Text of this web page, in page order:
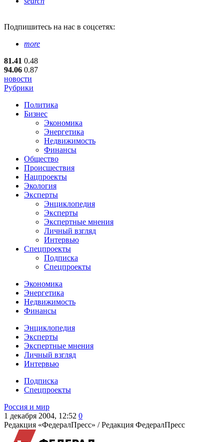
Подпишитесь на нас в соцсетях:
more
81.41 0.48
94.06 0.87
новости
Рубрики
Политика
Бизнес
Экономика
Энергетика
Недвижимость
Финансы
Общество
Происшествия
Нацпроекты
Экология
Эксперты
Энциклопедия
Эксперты
Экспертные мнения
Личный взгляд
Интервью
Спецпроекты
Подписка
Спецпроекты
Экономика
Энергетика
Недвижимость
Финансы
Энциклопедия
Эксперты
Экспертные мнения
Личный взгляд
Интервью
Подписка
Спецпроекты
Россия и мир
1 декабря 2004, 12:52 0
Редакция «ФедералПресс» /Редакция ФедералПресс